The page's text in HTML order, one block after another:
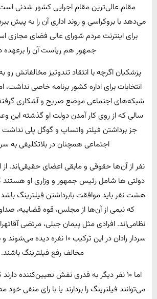
مقام عالی‌ترین مقام اجرایی کشور شدنی
می‌دهد با بروکراسی و روند اداری آن را به پیش
برای اینترنت مردم شورای عالی فضای
جمهور هم ریاست آن را برعهده
پزشکیان اگرچه با انتقاد تندوتیز مخالفانش
انتخابات برای اداره کشور برنامه خاصی نداشت،
شبکه‌های اجتماعی موضع صریح و آشکاری
سالی که از روی کار آمدن دولت او گذشته این
جز برداشتن فیلتر واتساپ و گوگل پلی
اجتماعی همچنان در بلاتکلیفی به
نفر از آن‌ها حقوقی و مابقی اعضای حقیقی‌اند.
دولتی ها شامل رئیس جمهور و وزاری او هستند
که نیمی از آن‌ها از مجلس، قوه قضاییه،
نظامی‌اند. افرادی مثل پیمان جبلی، مرتضی
سردار رادان در این ترکیب ۱۰
مخالف رفع فیلترینگ باشند.
اما ۱۰ نفر دیگر به قدری نقش تعیین‌کننده
می‌توانند فیلترینگ را بردارند یا با رای منفی